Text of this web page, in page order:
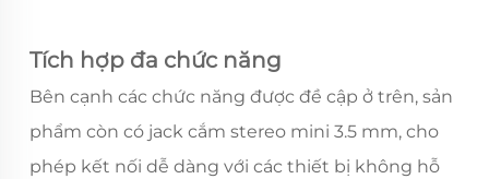
Tích hợp đa chức năng
Bên cạnh các chức năng được đề cập ở trên, sản
phẩm còn có jack cắm stereo mini 3.5 mm, cho
phép kết nối dễ dàng với các thiết bị không hỗ